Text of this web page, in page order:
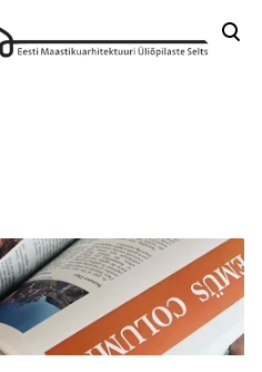
ostukorvi